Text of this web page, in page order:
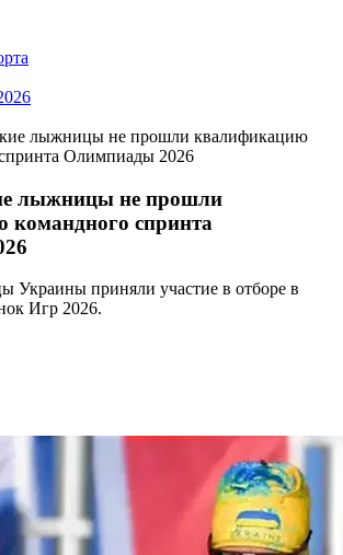
лыжницы не прошли квалификацию
Олимпиады 2026
лыжницы не прошли
спринта
Украины приняли участие в отборе в
Игр 2026.